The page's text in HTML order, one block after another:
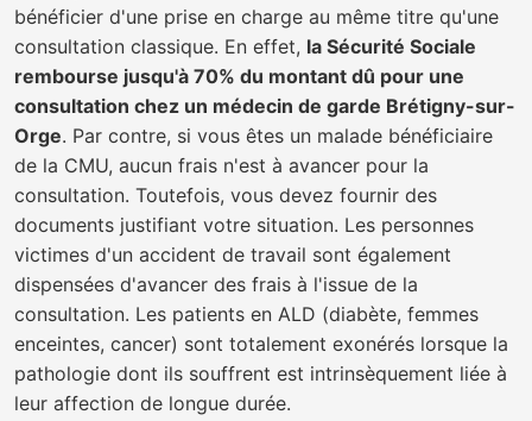
bénéficier d'une prise en charge au même titre qu'une
consultation classique. En effet, la Sécurité Sociale
rembourse jusqu'à 70% du montant dû pour une
consultation chez un médecin de garde Brétigny-sur-
Orge. Par contre, si vous êtes un malade bénéficiaire
de la CMU, aucun frais n'est à avancer pour la
consultation. Toutefois, vous devez fournir des
documents justifiant votre situation. Les personnes
victimes d'un accident de travail sont également
dispensées d'avancer des frais à l'issue de la
consultation. Les patients en ALD (diabète, femmes
enceintes, cancer) sont totalement exonérés lorsque la
pathologie dont ils souffrent est intrinsèquement liée à
leur affection de longue durée.